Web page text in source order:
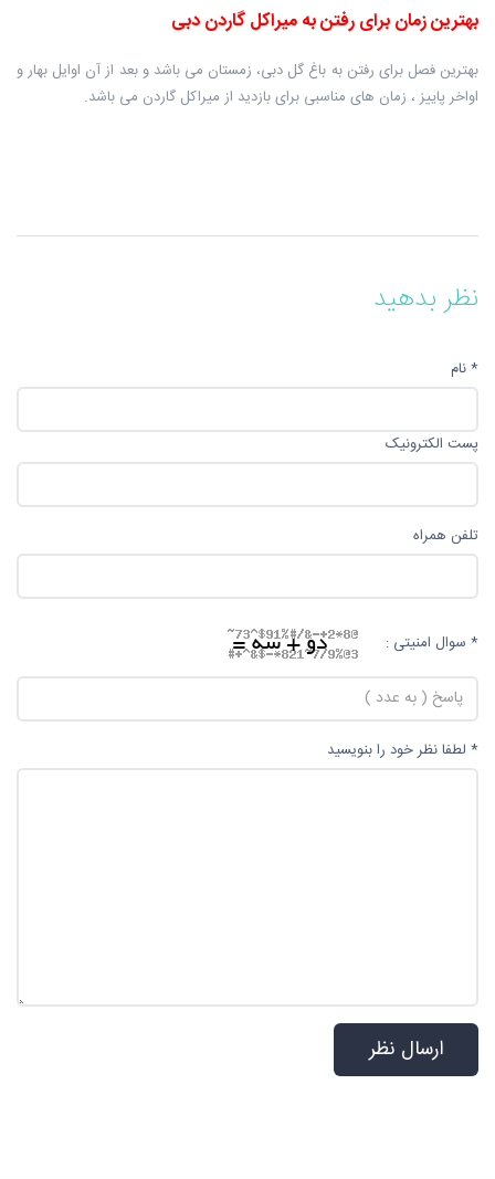
بهترین زمان برای رفتن به میراکل گاردن دبی
بهترین فصل برای رفتن به باغ گل دبی، زمستان می باشد و بعد از آن اوایل بهار و
اواخر پاییز ، زمان های مناسبی برای بازدید از میراکل گاردن می باشد.
نظر بدهید
* نام
پست الکترونیک
تلفن همراه
* سوال امنیتی :
* لطفا نظر خود را بنویسید